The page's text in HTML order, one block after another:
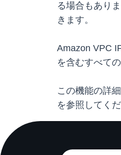
る場合もあり
きます。
Amazon VPC
を含むすべての
この機能の詳
を参照してくだ